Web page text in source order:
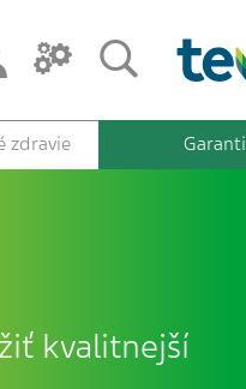
zdravie Garanti
kvalitnejší